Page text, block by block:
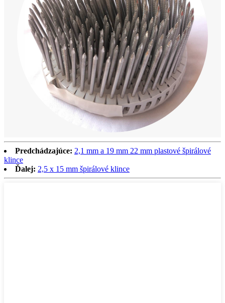
Predchádzajúce: 2,1 mm a 19 mm 22 mm plastové špirálové
klince
Ďalej: 2,5 x 15 mm špirálové klince